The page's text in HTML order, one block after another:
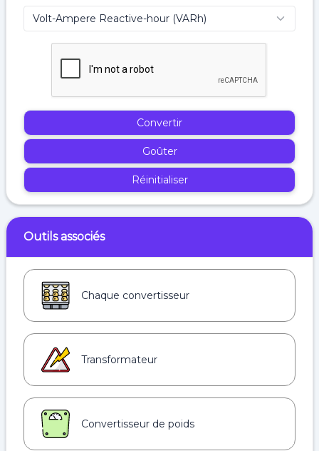
Convertir
Goûter
Réinitialiser
Outils associés
Chaque convertisseur
Transformateur
Convertisseur de poids